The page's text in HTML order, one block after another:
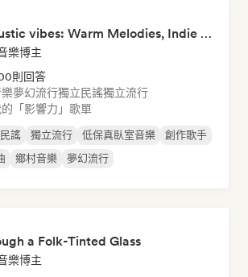
Acoustic vibes: Warm Melodies, Indie Folk & Singer-Songwriter 🏞️
樂博主
則回答
夢幻流行獨立民謠獨立流行
「影響力」歌單
謠 獨立流行 低保真臥室音樂
創作歌手
鄉村音樂 夢幻流行
a Folk-Tinted Glass
樂博主